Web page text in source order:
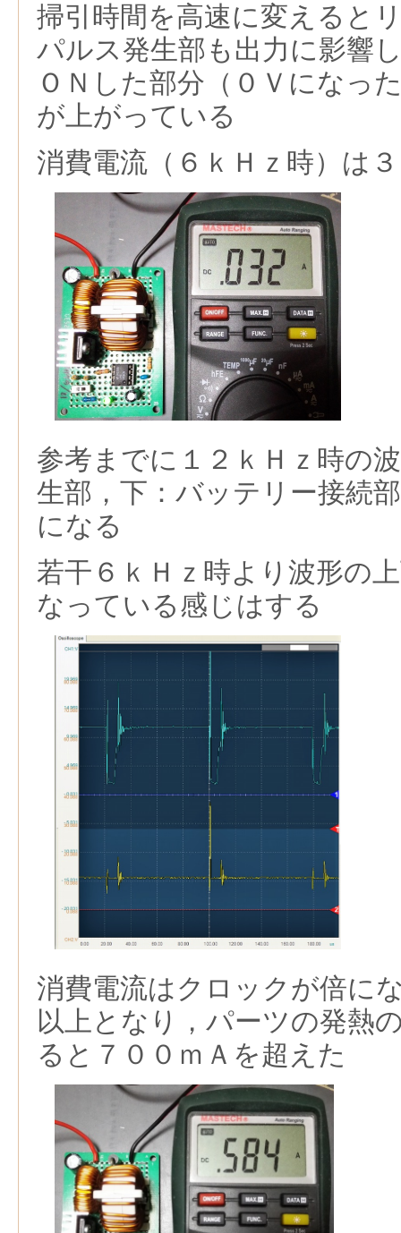
掃引時間 を高速に変えると
パルス発生部も出力に影響
ＯＮした部分（０Ｖになっ
が上がっている
消費電流（６ｋＨｚ時）は
参考までに１２ｋＨｚ時の
生部，下：バッテリー接続
になる
若干６ｋＨｚ時より波形の
なっている感じはする
消費電流はクロックが倍に
以上となり，パーツの発熱
ると７００ｍＡを超えた